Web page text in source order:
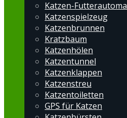
Katzen-
Katzenspielzeug
Katzenbrunnen
Kratzbaum
Katzenhölen
Katzentunnel
Katzenklappen
Katzenstreu
Katzentoiletten
GPS für Katzen